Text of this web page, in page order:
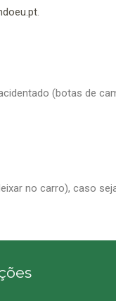
(botas de
no carro), caso